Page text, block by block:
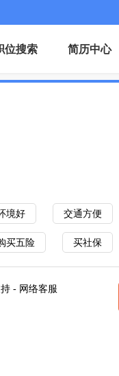
位搜索 简历中心
境好 交通方便
买五险 买社保
- 网络客服